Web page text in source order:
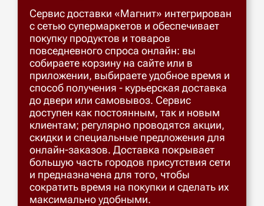
Сервис доставки «Магнит» интегрирован
с сетью супермаркетов и обеспечивает
покупку продуктов и товаров
повседневного спроса онлайн: вы
собираете корзину на сайте или в
приложении, выбираете удобное время и
способ получения - курьерская доставка
до двери или самовывоз. Сервис
доступен как постоянным, так и новым
клиентам; регулярно проводятся акции,
скидки и специальные предложения для
онлайн-заказов. Доставка покрывает
большую часть городов присутствия сети
и предназначена для того, чтобы
сократить время на покупки и сделать их
максимально удобными.